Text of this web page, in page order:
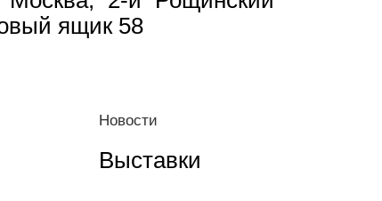
ящик 58
Новости
Выставки